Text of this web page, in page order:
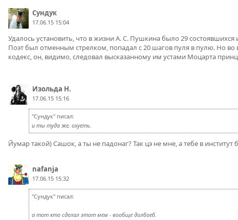
Сундук
17.06.15 15:04
Удалось установить, что в жизни А. С. Пушкина было 29 состоявшихся
Поэт был отменным стрелком, попадал с 20 шагов пуля в пулю. Но
кодекс, он, видимо, следовал высказанному им устами Моцарта
Изольда Н.
17.06.15 15:16
"Сундук" писал:
и ты туда же, охуеть.
Йумар такой) Сашок, а ты не падонаг? Так цэ не мне, а тебе в
nafanja
17.06.15 15:32
"Сундук" писал:
а тот кто сделал этот мем - вообще долбоеб.